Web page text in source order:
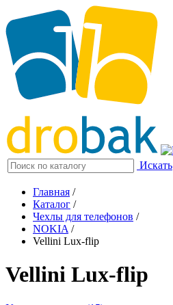
Искать
Главная /
Каталог /
Чехлы для телефонов /
NOKIA /
Vellini Lux-flip
Vellini Lux-flip